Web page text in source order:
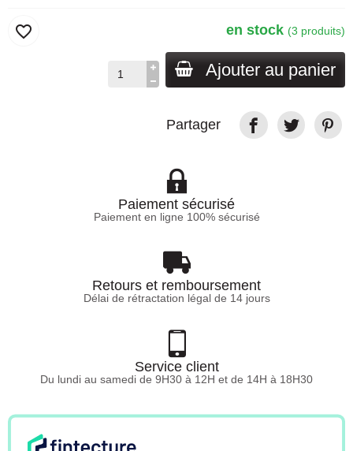
en stock (3 produits)
Ajouter au panier
favorite_border
Partager
Paiement sécurisé
Paiement en ligne 100% sécurisé
Retours et remboursement
Délai de rétractation légal de 14 jours
Service client
Du lundi au samedi de 9H30 à 12H et de 14H à 18H30